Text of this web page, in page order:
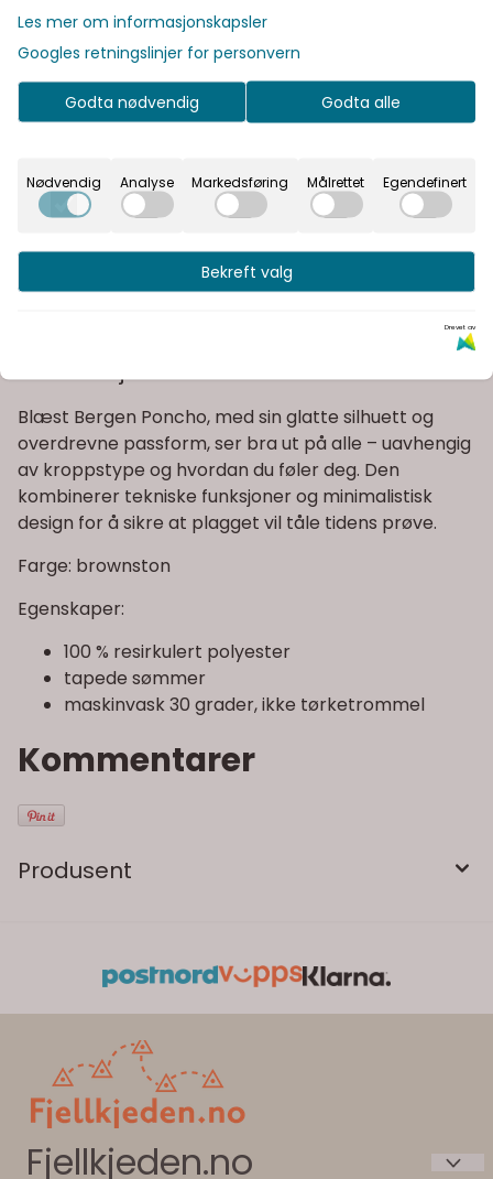
Legg i handlekurv
På lager
Rask levering
Kvalitetsprodukter
Informasjon
Blæst Bergen Poncho, med sin glatte silhuett og
overdrevne passform, ser bra ut på alle – uavhengig
av kroppstype og hvordan du føler deg. Den
kombinerer tekniske funksjoner og minimalistisk
design for å sikre at plagget vil tåle tidens prøve.
Farge: brownston
Egenskaper:
100 % resirkulert polyester
tapede sømmer
maskinvask 30 grader, ikke tørketrommel
Kommentarer
Produsent
Fjellkjeden.no
Les mer om informasjonskapsler
Googles retningslinjer for personvern
Godta nødvendig Godta alle
Nødvendig Analyse Markedsføring Målrettet Egendefinert
Bekreft valg
Drevet av